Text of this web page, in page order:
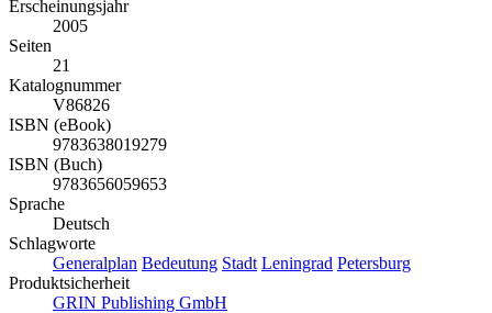
Erscheinungsjahr
2005
Seiten
21
Katalognummer
V86826
ISBN (eBook)
9783638019279
ISBN (Buch)
9783656059653
Sprache
Deutsch
Schlagworte
Generalplan Bedeutung Stadt Leningrad Petersburg
Produktsicherheit
GRIN Publishing GmbH